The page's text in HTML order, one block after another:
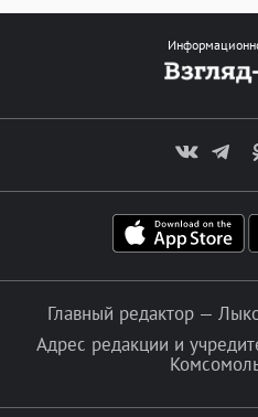
Главный редактор —
Адрес редакции и